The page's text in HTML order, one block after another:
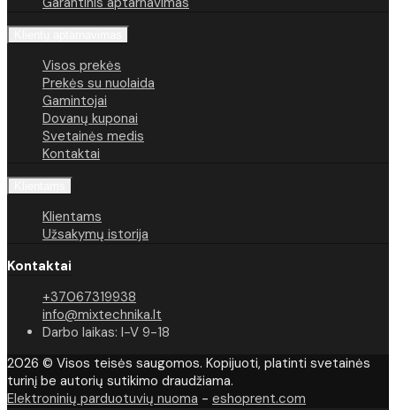
Visos prekės
Prekės su nuolaida
Gamintojai
Dovanų kuponai
Svetainės medis
Kontaktai
Klientams
Užsakymų istorija
Kontaktai
+37067319938
info@mixtechnika.lt
Darbo laikas: I-V 9-18
2026 © Visos teisės saugomos. Kopijuoti, platinti svetainės
turinį be autorių sutikimo draudžiama.
Elektroninių parduotuvių nuoma - eshoprent.com